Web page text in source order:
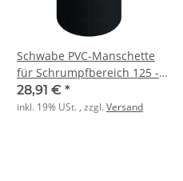
Schwabe PVC-Manschette
für Schrumpfbereich 125 -
150 COR125
28,91 € *
inkl. 19% USt. , zzgl.Versand